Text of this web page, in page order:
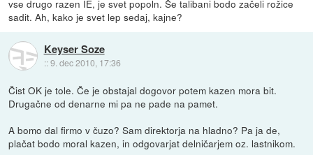
vse drugo razen IE, je svet popoln. Še talibani bodo začeli rožice
sadit. Ah, kako je svet lep sedaj, kajne?
Keyser Soze
::9. dec 2010, 17:36
Čist OK je tole. Če je obstajal dogovor potem kazen mora bit.
Drugačne od denarne mi pa ne pade na pamet.
A bomo dal firmo v čuzo? Sam direktorja na hladno? Pa ja de,
plačat bodo moral kazen, in odgovarjat delničarjem oz. lastnikom.